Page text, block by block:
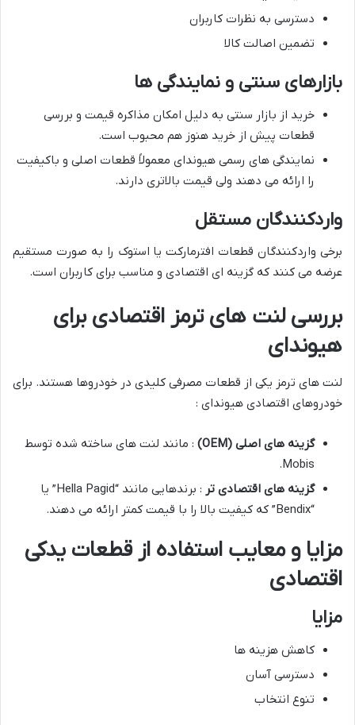
دسترسی به نظرات کاربران
تضمین اصالت کالا
بازارهای سنتی و نمایندگی ها
خرید از بازار سنتی به دلیل امکان مذاکره قیمت و بررسی
قطعات پیش از خرید هنوز هم محبوب است.
نمایندگی های رسمی هیوندای معمولاً قطعات اصلی و باکیفیت
را ارائه می دهند ولی قیمت بالاتری دارند.
واردکنندگان مستقل
برخی واردکنندگان قطعات افترمارکت یا استوک را به صورت مستقیم
عرضه می کنند که گزینه ای اقتصادی و مناسب برای کاربران است.
بررسی لنت های ترمز اقتصادی برای
هیوندای
لنت های ترمز یکی از قطعات مصرفی کلیدی در خودروها هستند. برای
خودروهای اقتصادی هیوندای :
گزینه های اصلی (OEM)
: مانند لنت های ساخته شده توسط
Mobis.
گزینه های اقتصادی تر
: برندهایی مانند “Hella Pagid” یا
“Bendix” که کیفیت بالا را با قیمت کمتر ارائه می دهند.
مزایا و معایب استفاده از قطعات یدکی
اقتصادی
مزایا
کاهش هزینه ها
دسترسی آسان
تنوع انتخاب